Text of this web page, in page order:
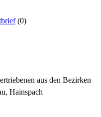
(0)
aus den Bezirken
Hainspach